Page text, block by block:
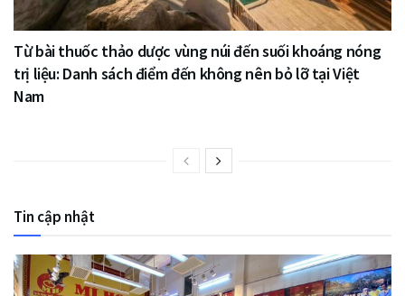
Từ bài thuốc thảo dược vùng núi đến suối khoáng nóng
trị liệu: Danh sách điểm đến không nên bỏ lỡ tại Việt
Nam
Tin cập nhật